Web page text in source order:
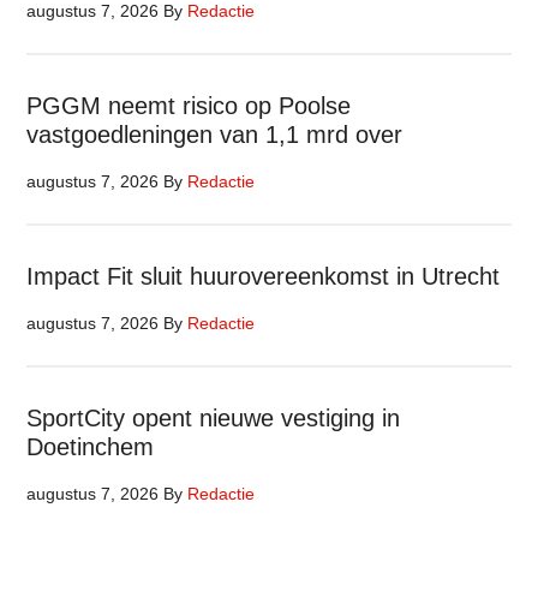
augustus 7, 2026 By Redactie
PGGM neemt risico op Poolse
vastgoedleningen van 1,1 mrd over
augustus 7, 2026 By Redactie
Impact Fit sluit huurovereenkomst in Utrecht
augustus 7, 2026 By Redactie
SportCity opent nieuwe vestiging in
Doetinchem
augustus 7, 2026 By Redactie